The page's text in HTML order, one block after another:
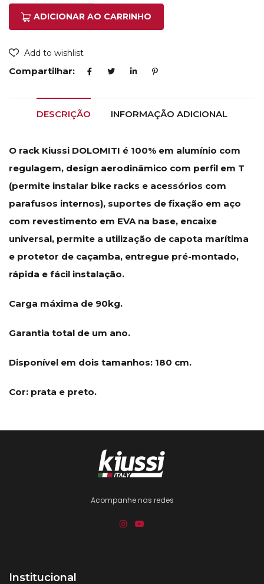
ADICIONAR AO CARRINHO
Add to wishlist
Compartilhar:
DESCRIÇÃO INFORMAÇÃO ADICIONAL
O rack Kiussi DOLOMITI é 100% em alumínio com
regulagem, design aerodinâmico com perfil em T
(permite instalar bike racks e acessórios com
parafusos internos), suportes de fixação em aço
com revestimento em EVA na base, encaixe
universal, permite a utilização de capota marítima
e protetor de caçamba, entregue pré-montado,
rápida e fácil instalação.
Carga máxima de 90kg.
Garantia total de um ano.
Disponível em dois tamanhos: 180 cm.
Cor: prata e preto.
Acompanhe nas redes
Institucional